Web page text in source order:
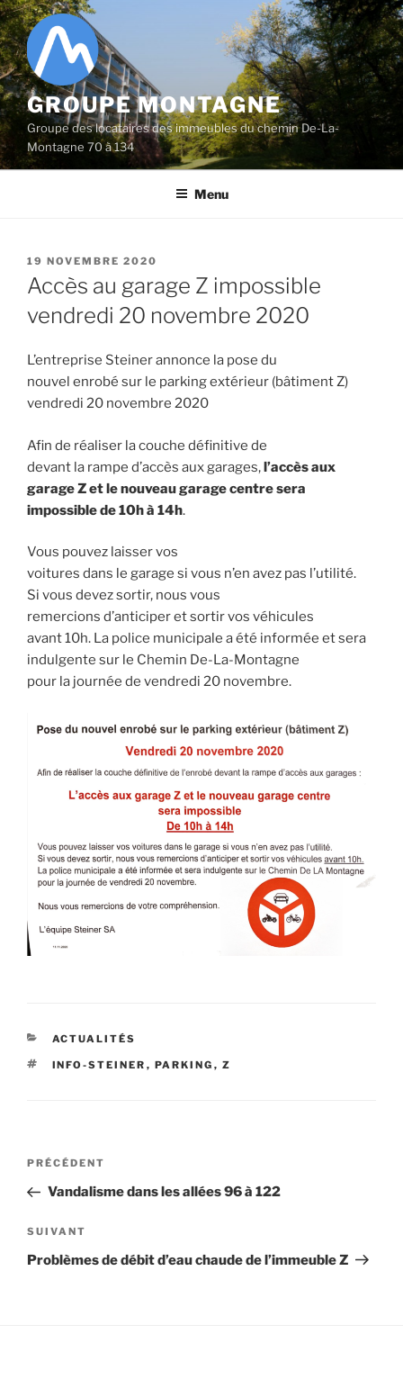
Aller
au
contenu
principal
GROUPE MONTAGNE
Groupe des locataires des immeubles du chemin De-La-
Montagne 70 à 134
Menu
PUBLIÉ
LE
19 NOVEMBRE 2020
Accès au garage Z impossible
vendredi 20 novembre 2020
L’entreprise Steiner annonce la pose du
nouvel enrobé sur le parking extérieur (bâtiment Z)
vendredi 20 novembre 2020
Afin de réaliser la couche définitive de
devant la rampe d’accès aux garages,l’accès aux
garage Z et le nouveau garage centre sera
impossible de 10h à 14h.
Vous pouvez laisser vos
voitures dans le garage si vous n’en avez pas l’utilité.
Si vous devez sortir, nous vous
remercions d’anticiper et sortir vos véhicules
avant 10h. La police municipale a été informée et sera
indulgente sur le Chemin De-La-Montagne
pour la journée de vendredi 20 novembre.
CATÉGORIES
ACTUALITÉS
ÉTIQUETTES
INFO-STEINER , PARKING , Z
Navigation
l’article
Article
précédent
PRÉCÉDENT
Vandalisme dans les allées 96 à 122
Article
suivant
SUIVANT
Problèmes de débit d’eau chaude de l’immeuble Z